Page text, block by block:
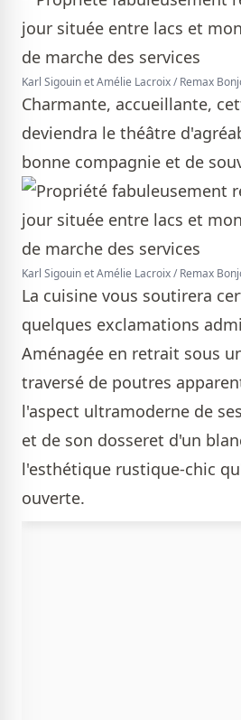
Karl Sigouin et Amélie Lacroix / Remax
Charmante, accueillante,
deviendra le théâtre
bonne compagnie et de
Karl Sigouin et Amélie Lacroix / Remax
La cuisine vous soutirera
quelques exclamations
Aménagée en retrait sous
traversé de poutres
l'aspect ultramoderne de
et de son dosseret d'un
l'esthétique rustique-chic
ouverte.